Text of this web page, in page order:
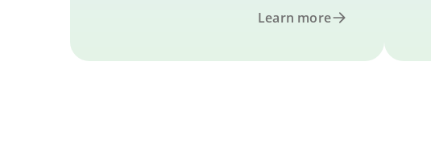
Learn more